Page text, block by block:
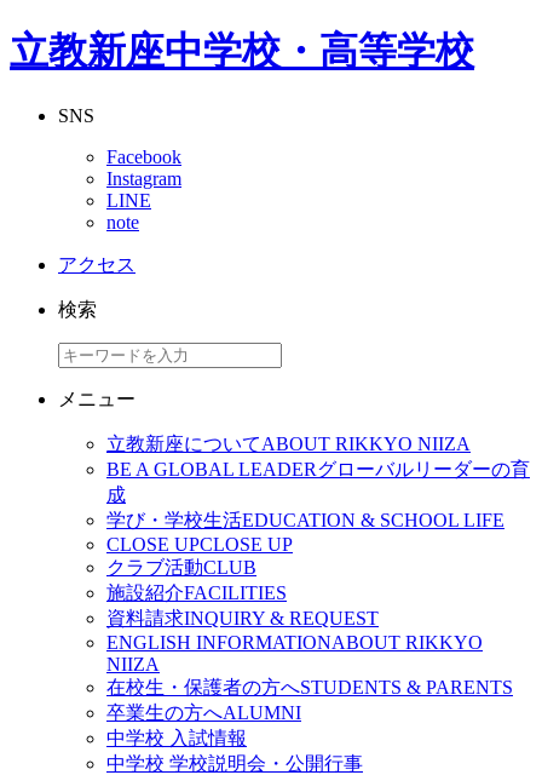
立教新座中学校・高等学校
SNS
Facebook
Instagram
LINE
note
アクセス
検索
メニュー
立教新座についてABOUT RIKKYO NIIZA
BE A GLOBAL LEADERグローバルリーダーの育
成
学び・学校生活EDUCATION & SCHOOL LIFE
CLOSE UPCLOSE UP
クラブ活動CLUB
施設紹介FACILITIES
資料請求INQUIRY & REQUEST
ENGLISH INFORMATIONABOUT RIKKYO
NIIZA
在校生・保護者の方へSTUDENTS & PARENTS
卒業生の方へALUMNI
中学校 入試情報
中学校 学校説明会・公開行事